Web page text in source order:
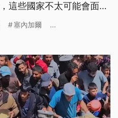
這些國家不太可能會面臨
塞內加爾 ...